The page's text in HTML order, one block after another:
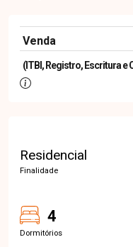
Venda
(ITBI, Registro, Escritura e
Residencial
Finalidade
4
Dormitórios